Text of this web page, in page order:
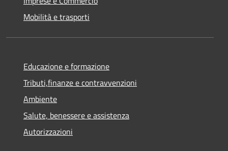
Mobilità e trasporti
Educazione e formazione
Tributi,finanze e contravvenzioni
Ambiente
Salute, benessere e assistenza
Autorizzazioni